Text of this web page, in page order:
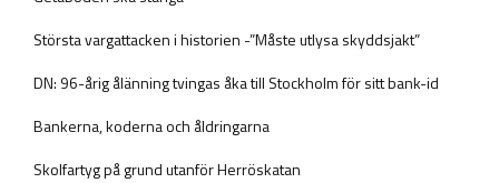
Största vargattacken i historien -”Måste utlysa skyddsjakt”
DN: 96-årig ålänning tvingas åka till Stockholm för sitt bank-id
Bankerna, koderna och åldringarna
Skolfartyg på grund utanför Herröskatan